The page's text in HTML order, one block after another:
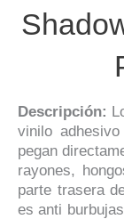
Descripción:
vinilo
pegan
rayones,
parte trasera
es anti